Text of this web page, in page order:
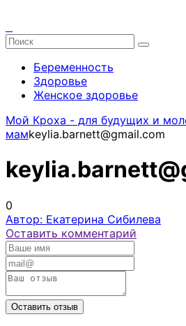
Беременность
Здоровье
Женское здоровье
Мой Кроха - для будущих и
мамkeylia.barnett@gmail.com
0
Автор: Екатерина Сибилева
Оставить комментарий